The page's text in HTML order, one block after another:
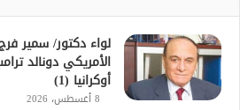
لواء دكتور/ سمير
الأمريكي دونالد
أوكرانيا (1)
8 أغسطس، 2026